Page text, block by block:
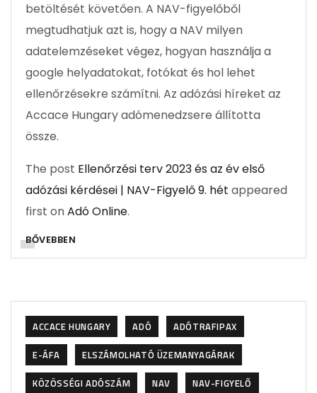
betöltését követően. A NAV-figyelőből
megtudhatjuk azt is, hogy a NAV milyen
adatelemzéseket végez, hogyan használja a
google helyadatokat, fotókat és hol lehet
ellenőrzésekre számítni. Az adózási híreket az
Accace Hungary adómenedzsere állította
össze.
The post Ellenőrzési terv 2023 és az év első
adózási kérdései | NAV-Figyelő 9. hét appeared
first onAdó Online.
BŐVEBBEN
ACCACE HUNGARY ADÓ
ADÓTRAFIPAX
E-ÁFA
ELSZÁMOLHATÓ ÜZEMANYAGÁRAK
KÖZÖSSÉGI ADÓSZÁM
NAV NAV-FIGYELŐ